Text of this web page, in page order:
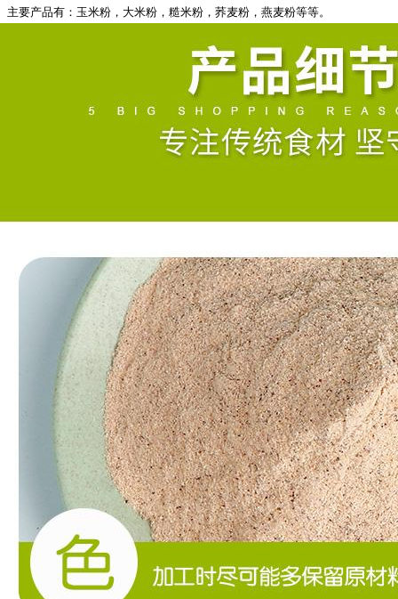
主要产品有：玉米粉，大米粉，糙米粉，荞麦粉，燕麦粉等等。